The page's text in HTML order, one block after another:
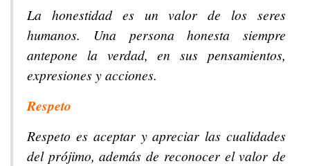
La honestidad es un valor de los seres
humanos. Una persona honesta siempre
antepone la verdad, en sus pensamientos,
expresiones y acciones.
Respeto
Respeto es aceptar y apreciar las cualidades
del prójimo, además de reconocer el valor de